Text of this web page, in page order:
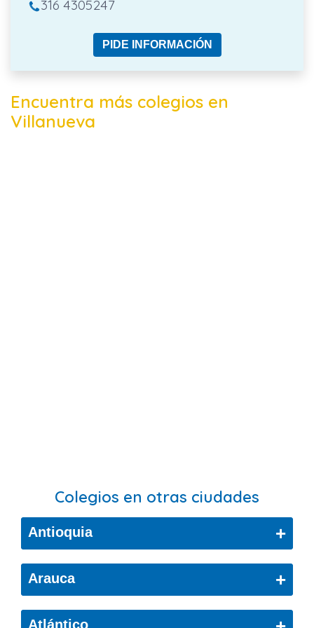
316 4305247
PIDE INFORMACIÓN
Encuentra más colegios en
Villanueva
Colegios en otras ciudades
Antioquia +
Bello
Arauca +
Arauca
Atlántico